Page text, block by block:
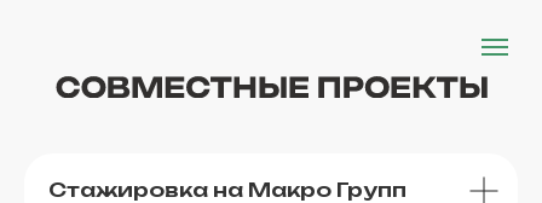
Стажировка на Макро Групп